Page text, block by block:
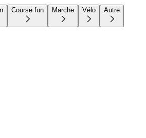
Course fun Marche Vélo Autre